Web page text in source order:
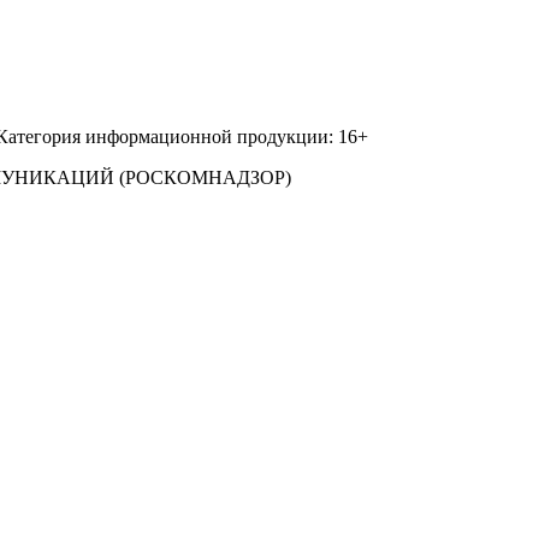
информационной продукции: 16+
(РОСКОМНАДЗОР)